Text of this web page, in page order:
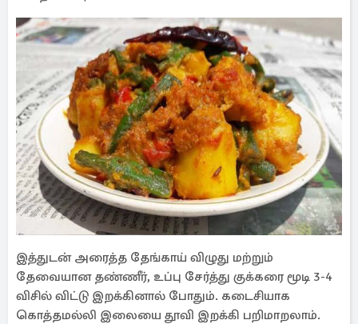
இத்துடன் அரைத்த தேங்காய் விழுது மற்றும்
தேவையான தண்ணீர், உப்பு சேர்த்து குக்கரை மூடி 3-4
விசில் விட்டு இறக்கினால் போதும். கடைசியாக
கொத்தமல்லி இலையை தூவி இறக்கி பறிமாறலாம்.